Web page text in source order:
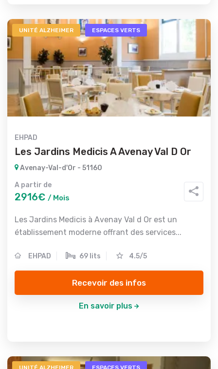
UNITÉ ALZHEIMER ESPACES VERTS
EHPAD
Les Jardins Medicis A Avenay Val D Or
Avenay-Val-d'Or - 51160
A partir de
2916€ / Mois
Les Jardins Medicis à Avenay Val d Or est un
établissement moderne offrant des services...
EHPAD 69 lits 4.5/5
Recevoir des infos
En savoir plus
UNITÉ ALZHEIMER ESPACES VERTS